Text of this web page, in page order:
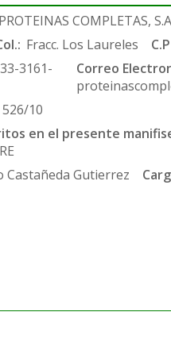
PROTEINAS COMPLETAS,
Fracc. Los Laureles
3161-
Correo
526/10
en el presente
Castañeda Gutierrez